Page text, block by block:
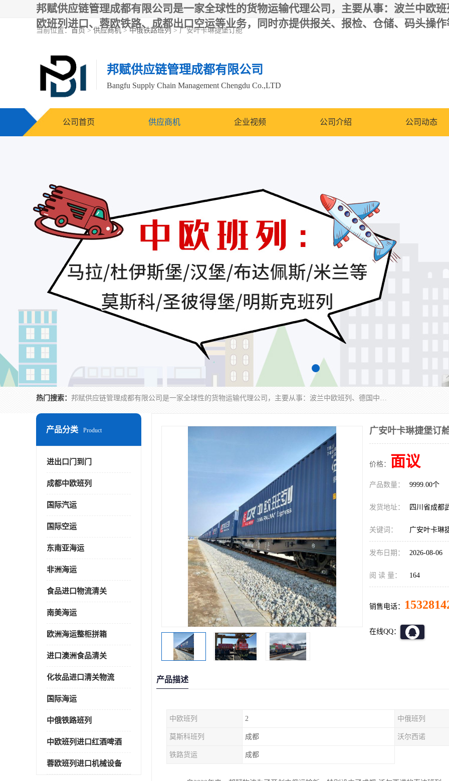
邦赋供应链管理成都有限公司是一家全球性的货物运输代理公司，主要从事：波兰中欧
欧班列进口、蓉欧铁路、成都出口空运等业务，同时亦提供报关、报检、仓储、码头操
邦赋供应链管理成都有限公司
Bangfu Supply Chain Management Chengdu Co.,LTD
公司首页 供应商机 企业视频 公司介绍 公司动态
热门搜索： 邦赋供应链管理成都有限公司是一家全球性的货物运输代理公司，主要从事：波兰中欧班列、德国中欧班列、出口莫斯科班列、中欧班列进口、蓉欧铁路、成都出口空运等业务，同时亦提供报关、报检、仓储、码头操作等服务。
当前位置： 首页 >供应商机> 中俄铁路班列 > 广安叶卡琳捷堡订舱
产品分类 Product
进出口门到门
成都中欧班列
国际汽运
国际空运
东南亚海运
非洲海运
食品进口物流清关
南美海运
欧洲海运整柜拼箱
进口澳洲食品清关
化妆品进口清关物流
国际海运
中俄铁路班列
中欧班列进口红酒啤酒
蓉欧班列进口机械设备
广安叶卡琳捷堡订
价格： 面议
产品数量： 9999.00个
发货地址： 四川省成都
关键词： 广安叶卡琳
发布日期： 2026-08-06
阅 读 量： 164
销售电话：
在线QQ：
产品描述
中欧班列 2 中俄班列
莫斯科班列 成都 沃尔西诺
铁路货运 成都